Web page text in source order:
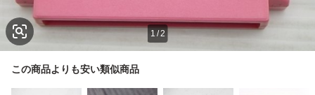
1/2
この商品よりも安い類似商品